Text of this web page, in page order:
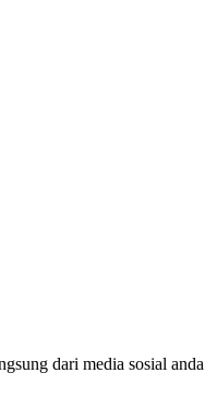
dari media sosial anda